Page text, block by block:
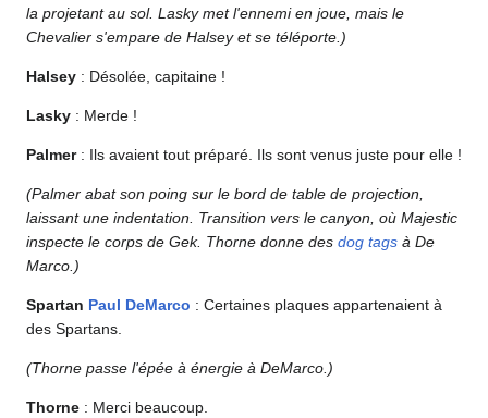
la projetant au sol. Lasky met l'ennemi en joue, mais le
Chevalier s'empare de Halsey et se téléporte.)
Halsey : Désolée, capitaine !
Lasky : Merde !
Palmer: Ils avaient tout préparé. Ils sont venus juste pour elle !
(Palmer abat son poing sur le bord de table de projection,
laissant une indentation. Transition vers le canyon, où Majestic
inspecte le corps de Gek. Thorne donne des dog tags à De
Marco.)
Spartan Paul DeMarco : Certaines plaques appartenaient à
des Spartans.
(Thorne passe l'épée à énergie à DeMarco.)
Thorne : Merci beaucoup.